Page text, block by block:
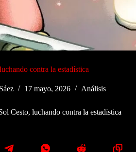
contra la estadística
17 mayo, 2026 Análisis
Cesto, luchando contra la estadística